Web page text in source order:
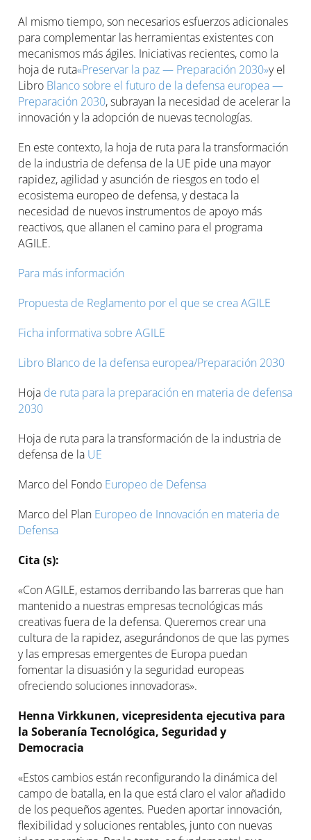
Al mismo tiempo, son necesarios esfuerzos adicionales
para complementar las herramientas existentes con
mecanismos más ágiles. Iniciativas recientes, como la
hoja de ruta«Preservar la paz — Preparación 2030»y el
Libro Blanco sobre el futuro de la defensa europea —
Preparación 2030, subrayan la necesidad de acelerar la
innovación y la adopción de nuevas tecnologías.
En este contexto, la hoja de ruta para la transformación
de la industria de defensa de la UE pide una mayor
rapidez, agilidad y asunción de riesgos en todo el
ecosistema europeo de defensa, y destaca la
necesidad de nuevos instrumentos de apoyo más
reactivos, que allanen el camino para el programa
AGILE.
Para más información
Propuesta de Reglamento por el que se crea AGILE
Ficha informativa sobre AGILE
Libro Blanco de la defensa europea/Preparación 2030
Hoja de ruta para la preparación en materia de defensa
2030
Hoja de ruta para la transformación de la industria de
defensa de la UE
Marco del Fondo Europeo de Defensa
Marco del Plan Europeo de Innovación en materia de
Defensa
Cita (s):
«Con AGILE, estamos derribando las barreras que han
mantenido a nuestras empresas tecnológicas más
creativas fuera de la defensa. Queremos crear una
cultura de la rapidez, asegurándonos de que las pymes
y las empresas emergentes de Europa puedan
fomentar la disuasión y la seguridad europeas
ofreciendo soluciones innovadoras».
Henna Virkkunen, vicepresidenta ejecutiva para
la Soberanía Tecnológica, Seguridad y
Democracia
«Estos cambios están reconfigurando la dinámica del
campo de batalla, en la que está claro el valor añadido
de los pequeños agentes. Pueden aportar innovación,
flexibilidad y soluciones rentables, junto con nuevas